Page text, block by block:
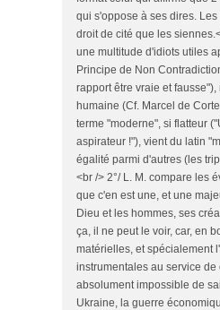
qui s'oppose à ses dires.
droit de cité que les
une multitude d'idiots utiles
Principe de Non
rapport être vraie et
humaine (Cf. Marcel de
terme "moderne", si flatteur
aspirateur !"), vient du latin
égalité parmi d'autres (les
<br /> 2°/ L. M. compare les
que c'en est une, et une
Dieu et les hommes, ses
ça, il ne peut le voir, car, en
matérielles, et spécialement
instrumentales au service
absolument impossible de
Ukraine, la guerre